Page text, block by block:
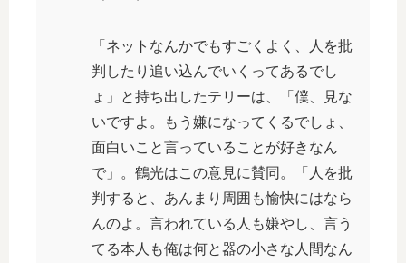
「ネットなんかでもすごくよく、人を批
判したり追い込んでいくってあるでし
ょ」と持ち出したテリーは、「僕、見な
いですよ。もう嫌になってくるでしょ、
面白いこと言っていることが好きなん
で」。鶴光はこの意見に賛同。「人を批
判すると、あんまり周囲も愉快にはなら
んのよ。言われている人も嫌やし、言う
てる本人も俺は何と器の小さな人間なん